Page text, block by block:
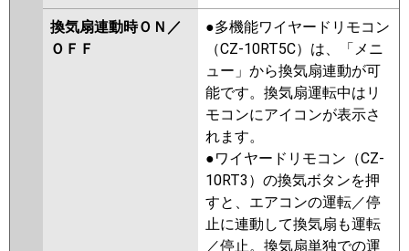
換気扇連動時ＯＮ／
ＯＦＦ
●多機能ワイヤードリモコン
（CZ-10RT5C）は、「メニ
ュー」から換気扇連動が可
能です。換気扇運転中はリ
モコンにアイコンが表示さ
れます。
●ワイヤードリモコン（CZ-
10RT3）の換気ボタンを押
すと、エアコンの運転／停
止に連動して換気扇も運転
／停止。換気扇単独での運